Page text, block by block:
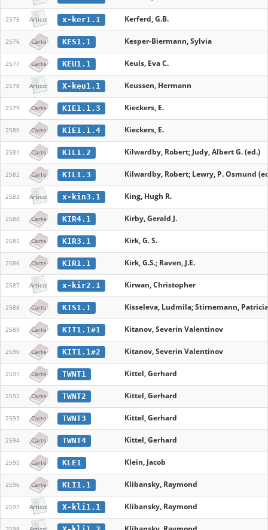
2575 Articol x-ker1.1 Kerferd, G.B.
2576 Carte KES1.1 Kesper-Biermann, Sylvia
2577 Carte KEU1.1 Keuls, Eva C.
2578 Articol X-keu1.1 Keussen, Hermann
2579 Carte KIE1.1.3 Kieckers, E.
2580 Carte KIE1.1.4 Kieckers, E.
2581 Carte KIL1.2 Kilwardby, Robert; Judy, Albert G. (ed.)
2582 Carte KIL1.3 Kilwardby, Robert; Lewry, P. Osmund
2583 Articol x-kin3.1 King, Hugh R.
2584 Carte KIR4.1 Kirby, Gerald J.
2585 Carte KIR3.1 Kirk, G. S.
2586 Carte KIR1.1 Kirk, G.S.; Raven, J.E.
2587 Articol x-kir2.1 Kirwan, Christopher
2588 Carte KIS1.1 Kisseleva, Ludmila; Stirnemann,
2589 Carte KIT1.1#1 Kitanov, Severin Valentinov
2590 Carte KIT1.1#2 Kitanov, Severin Valentinov
2591 Carte TWNT1 Kittel, Gerhard
2592 Carte TWNT2 Kittel, Gerhard
2593 Carte TWNT3 Kittel, Gerhard
2594 Carte TWNT4 Kittel, Gerhard
2595 Carte KLE1 Klein, Jacob
2596 Carte KLI1.1 Klibansky, Raymond
2597 Articol X-kli1.1 Klibansky, Raymond